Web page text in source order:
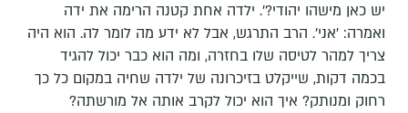
יש כאן מישהו יהודי?׳. ילדה אחת קטנה הרימה את ידה
ואמרה: 'אני'. הרב התרגש, אבל לא ידע מה לומר לה. הוא היה
צריך למהר לטיסה שלו בחזרה, ומה הוא כבר יכול להגיד
בכמה דקות, שייקלט בזיכרונה של ילדה שחיה במקום כל כך
רחוק ומנותק? איך הוא יכול לקרב אותה אל מורשתה?